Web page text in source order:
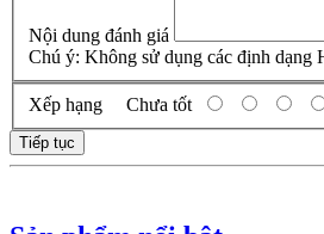
Nội dung đánh giá
Chú ý: Không sử dụng các định dạng
Xếp hạng Chưa tốt
Tiếp tục